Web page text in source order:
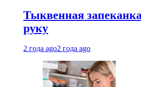
Тыквенная
руку
2 года ago2 года ago